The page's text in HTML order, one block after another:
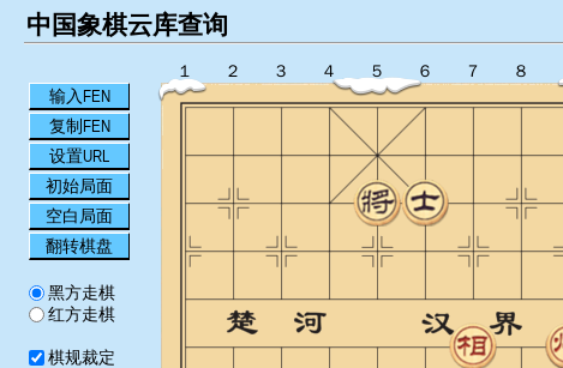
中国象棋云库查询
输入FEN
复制FEN
设置URL
初始局面
空白局面
翻转棋盘
黑方走棋
红方走棋
棋规裁定
１ ２ ３ ４ ５ ６ ７ ８